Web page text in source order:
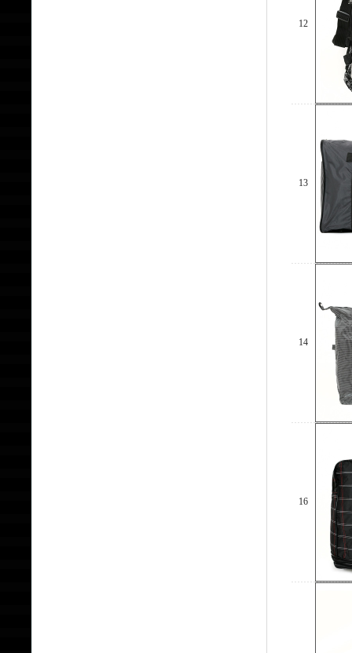
12
13
14
16